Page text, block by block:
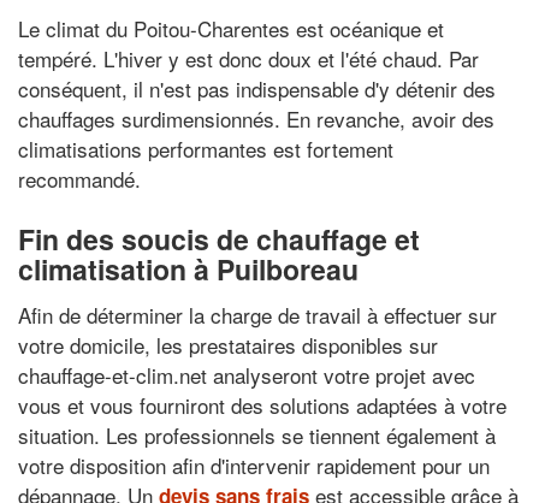
Le climat du Poitou-Charentes est océanique et
tempéré. L'hiver y est donc doux et l'été chaud. Par
conséquent, il n'est pas indispensable d'y détenir des
chauffages surdimensionnés. En revanche, avoir des
climatisations performantes est fortement
recommandé.
Fin des soucis de chauffage et
climatisation à Puilboreau
Afin de déterminer la charge de travail à effectuer sur
votre domicile, les prestataires disponibles sur
chauffage-et-clim.net analyseront votre projet avec
vous et vous fourniront des solutions adaptées à votre
situation. Les professionnels se tiennent également à
votre disposition afin d'intervenir rapidement pour un
dépannage. Un devis sans frais est accessible grâce à